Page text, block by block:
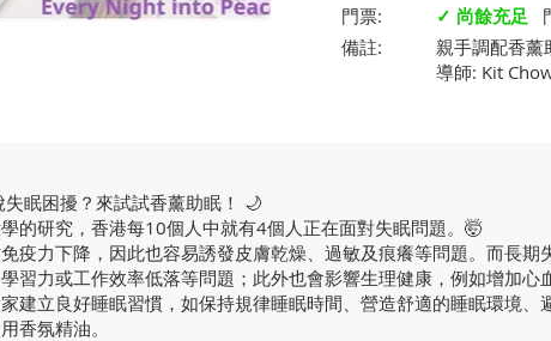
門票:
備註:
✓ 尚餘充足
親手調配香薰
導師: Kit
失眠困擾？來試試香薰助眠！ 🌙
的研究，香港每10個人中就有4個人正在面對失眠問題。🤯
疫力下降，因此也容易誘發皮膚乾燥、過敏及痕癢等問題。而長
習力或工作效率低落等問題；此外也會影響生理健康，例如增加心
建立良好睡眠習慣，如保持規律睡眠時間、營造舒適的睡眠環境
香氛精油。